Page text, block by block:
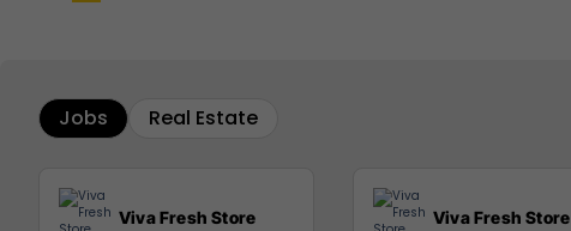
Jobs Real Estate
Viva Fresh Store Viva Fresh Store